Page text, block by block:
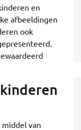
en
afbeeldingen
ook
van